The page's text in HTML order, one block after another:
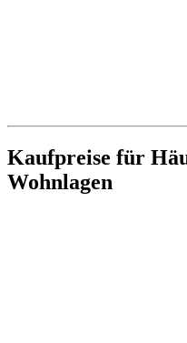
Kaufpreise für
Wohnlagen